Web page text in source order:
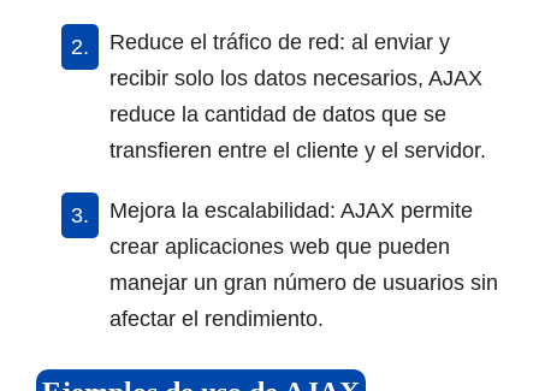
Reduce el tráfico de red: al enviar y
recibir solo los datos necesarios, AJAX
reduce la cantidad de datos que se
transfieren entre el cliente y el servidor.
Mejora la escalabilidad: AJAX permite
crear aplicaciones web que pueden
manejar un gran número de usuarios sin
afectar el rendimiento.